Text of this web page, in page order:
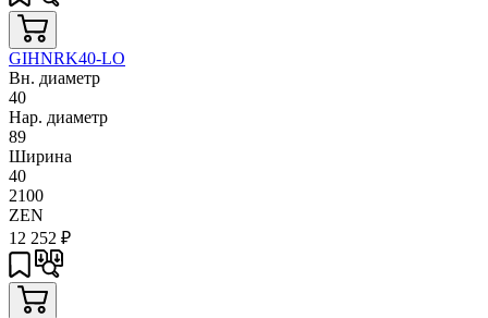
GIHNRK40-LO
Вн. диаметр
40
Нар. диаметр
89
Ширина
40
2100
ZEN
12 252 ₽